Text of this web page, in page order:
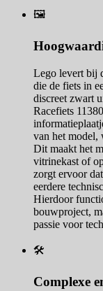
🖼️
Lego levert bij
die de fiets in
discreet zwart
Racefiets
van het model,
Dit maakt het
vitrinekast of
zorgt ervoor
eerdere
Hierdoor
bouwproject,
passie voor
🛠️
Complexe